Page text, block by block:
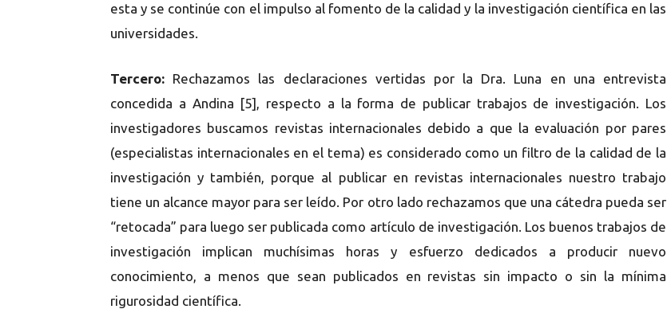
esta y se continúe con el impulso al fomento de la calidad y la investigación científica en las
universidades.
Tercero: Rechazamos las declaraciones vertidas por la Dra. Luna en una entrevista
concedida a Andina [5], respecto a la forma de publicar trabajos de investigación. Los
investigadores buscamos revistas internacionales debido a que la evaluación por pares
(especialistas internacionales en el tema) es considerado como un filtro de la calidad de la
investigación y también, porque al publicar en revistas internacionales nuestro trabajo
tiene un alcance mayor para ser leído. Por otro lado rechazamos que una cátedra pueda ser
“retocada” para luego ser publicada como artículo de investigación. Los buenos trabajos de
investigación implican muchísimas horas y esfuerzo dedicados a producir nuevo
conocimiento, a menos que sean publicados en revistas sin impacto o sin la mínima
rigurosidad científica.